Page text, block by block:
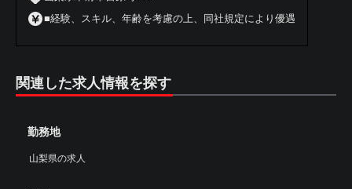
■経験、スキル、年齢を考慮の上、同社規定により優遇
関連した求人情報を探す
勤務地
山梨県の求人